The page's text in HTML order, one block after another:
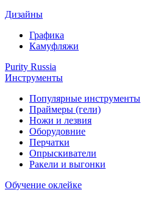
Дизайны
Графика
Камуфляжи
Purity Russia
Инструменты
Популярные инструменты
Праймеры (гели)
Ножи и лезвия
Оборудовние
Перчатки
Опрыскиватели
Ракели и выгонки
Обучение оклейке